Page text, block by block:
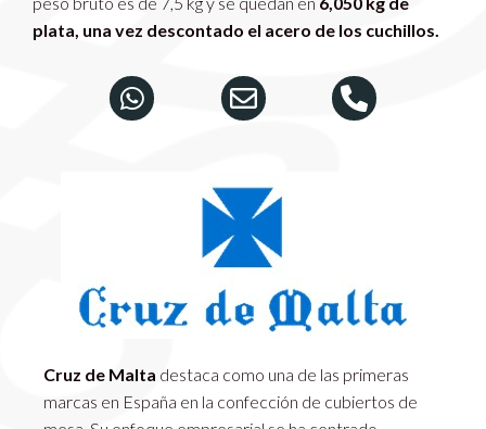
plata, una vez descontado el acero de los cuchillos.
Cruz de Malta destaca como una de las primeras
marcas en España en la confección de cubiertos de